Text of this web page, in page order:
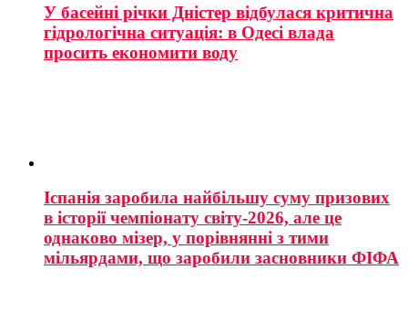
У басейні річки Дністер відбулася критична
гідрологічна ситуація: в Одесі влада
просить економити воду
Іспанія заробила найбільшу суму призових
в історії чемпіонату світу-2026, але це
однаково мізер, у порівнянні з тими
мільярдами, що заробили засновники ФІФА